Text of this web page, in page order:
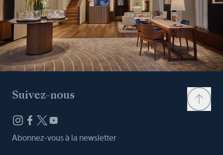
Suivez-nous
Abonnez-vous à la newsletter